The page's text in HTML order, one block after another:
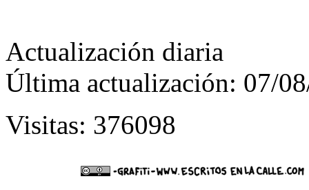
Actualización diaria
Última actualización: 07/
Visitas: 376098